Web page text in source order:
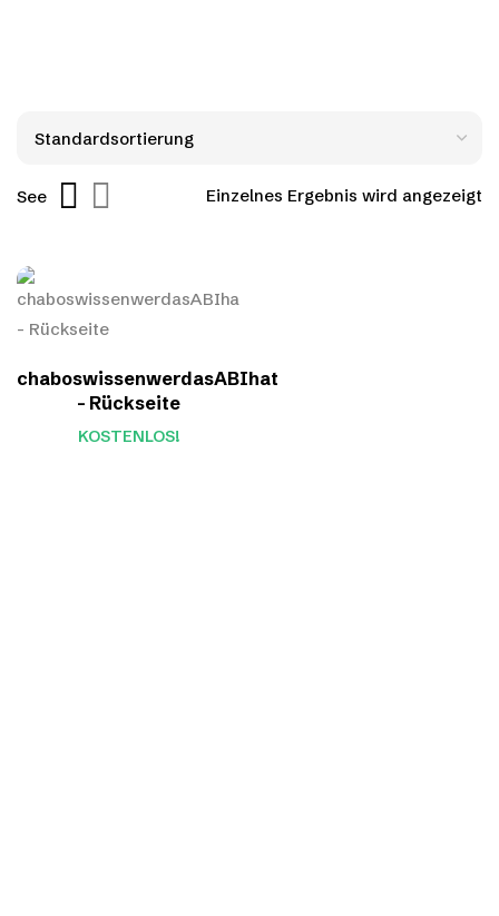
Einzelnes Ergebnis wird angezeigt
See
chaboswissenwerdasABIhat
– Rückseite
KOSTENLOS!